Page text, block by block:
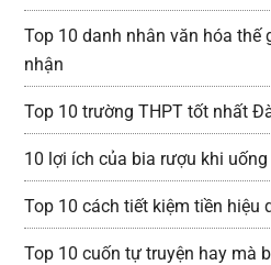
Top 10 danh nhân văn hóa thế
nhận
Top 10 trường THPT tốt nhất
10 lợi ích của bia rượu khi
Top 10 cách tiết kiệm tiền hiệu
Top 10 cuốn tự truyện hay mà